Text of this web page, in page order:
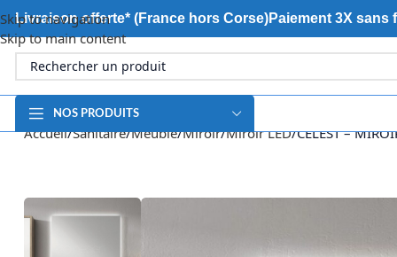
Skip to navigation
Skip to main content
Livraison offerte* (France hors Corse)Paiement 3X sans
NOS PRODUITS
Accueil Sanitaire Meuble Miroir Miroir LED CELEST –